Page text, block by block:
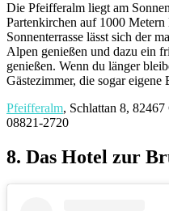
Die Pfeifferalm liegt am
Partenkirchen auf 1000
Sonnenterrasse lässt sich der
Alpen genießen und dazu ein
genießen. Wenn du länger
Gästezimmer, die sogar eigene
Pfeifferalm, Schlattan 8,
08821-2720
8. Das Hotel zur